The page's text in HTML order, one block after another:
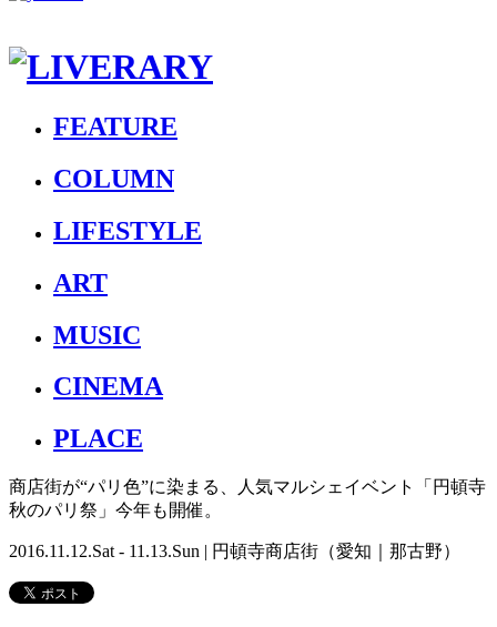
FEATURE
COLUMN
LIFESTYLE
ART
MUSIC
CINEMA
PLACE
商店街が“パリ色”に染まる、人気マルシェイベント「円頓寺
秋のパリ祭」今年も開催。
2016.11.12.Sat - 11.13.Sun | 円頓寺商店街（愛知｜那古野）